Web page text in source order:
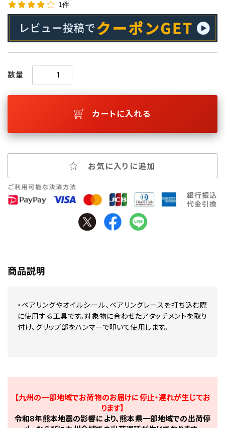
1件
数量
カートに入れる
お気に入りに追加
商品説明
・ベアリングやオイルシール、ベアリングレースを打ち込む際
に使用する工具です。対象物に合わせたアタッチメントを取り
付け、グリップ部をハンマーで叩いて使用します。
【九州の一部地域でお荷物のお届けに停止・遅れが生じてお
ります】
令和8年熊本地震の影響により、熊本県一部地域での出荷停